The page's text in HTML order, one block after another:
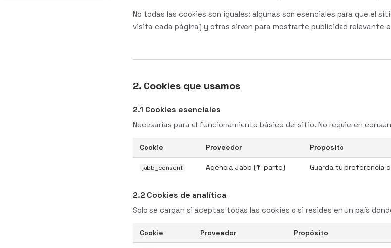
No todas las cookies son iguales: algunas son esenciales para que el
visita cada página) y otras sirven para mostrarte publicidad relevante
2. Cookies que usamos
2.1 Cookies esenciales
Necesarias para el funcionamiento básico del sitio. No requieren
Cookie Proveedor Propósito
jabb_consent Agencia Jabb (1ª parte) Guarda tu preferencia
2.2 Cookies de analítica
Solo se cargan si aceptas todas las cookies o si resides en un país
Cookie Proveedor Propósito